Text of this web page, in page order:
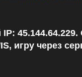
45.144.64.229.
игру через